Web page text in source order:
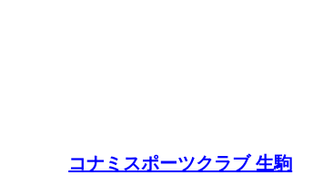
コナミスポーツクラブ 生駒